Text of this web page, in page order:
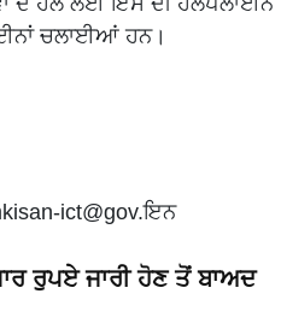
ਚਲਾਈਆਂ ਹਨ।
ict@gov.ਇਨ
ਰੁਪਏ ਜਾਰੀ ਹੋਣ ਤੋਂ ਬਾਅਦ